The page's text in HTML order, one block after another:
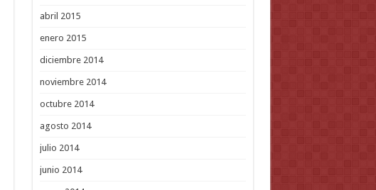
abril 2015
enero 2015
diciembre 2014
noviembre 2014
octubre 2014
agosto 2014
julio 2014
junio 2014